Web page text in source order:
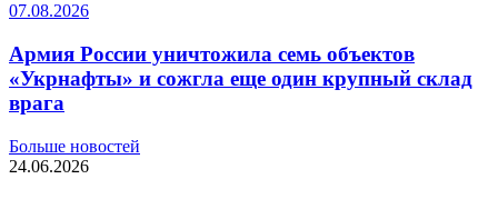
07.08.2026
Армия России уничтожила семь объектов
«Укрнафты» и сожгла еще один крупный склад
врага
Больше новостей
24.06.2026